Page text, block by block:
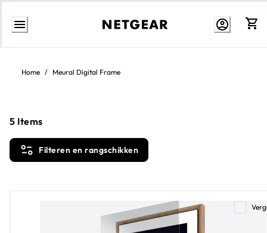
Direct
inhoudHome / Meural Digital Frame
Filteren en rangschikken
5 Items